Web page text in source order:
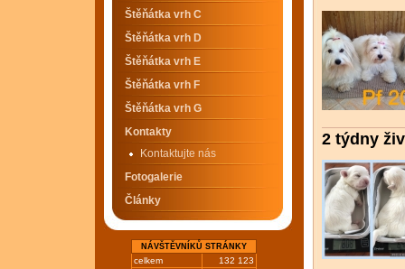
2 týdny
Štěňátka vrh C
Štěňátka vrh D
Štěňátka vrh E
Štěňátka vrh F
Štěňátka vrh G
Kontakty
Kontaktujte nás
Fotogalerie
Články
NÁVŠTĚVNÍKŮ STRÁNKY
celkem
132 123